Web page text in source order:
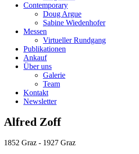
Contemporary
Doug Argue
Sabine Wiedenhofer
Messen
Virtueller Rundgang
Publikationen
Ankauf
Über uns
Galerie
Team
Kontakt
Newsletter
Alfred Zoff
1852 Graz - 1927 Graz